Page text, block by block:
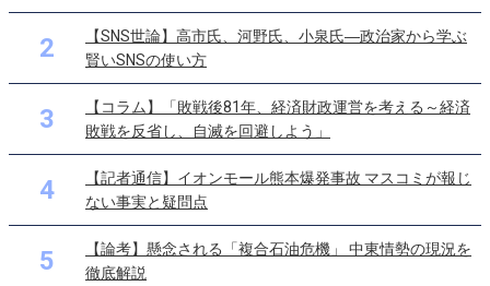
2
【SNS世論】高市氏、河野氏、小泉氏―政治家から学ぶ
賢いSNSの使い方
3
【コラム】「敗戦後81年、経済財政運営を考える～経済
敗戦を反省し、自滅を回避しよう」
4
【記者通信】イオンモール熊本爆発事故 マスコミが報じ
ない事実と疑問点
5
【論考】懸念される「複合石油危機」 中東情勢の現況を
徹底解説